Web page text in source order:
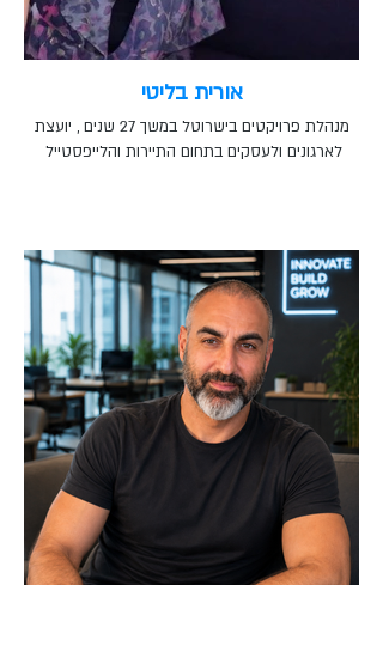
אורית בליטי
מנהלת פרויקטים בישרוטל במשך 27 שנים , יועצת
לארגונים ולעסקים בתחום התיירות והלייפסטייל